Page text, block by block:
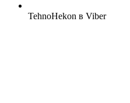
TehnoHekon в Viber